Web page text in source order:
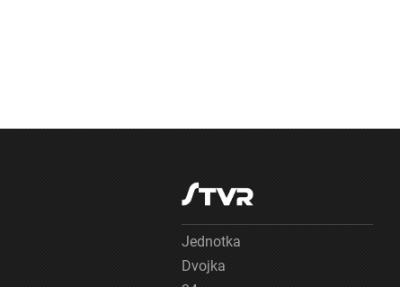
Jednotka
Dvojka